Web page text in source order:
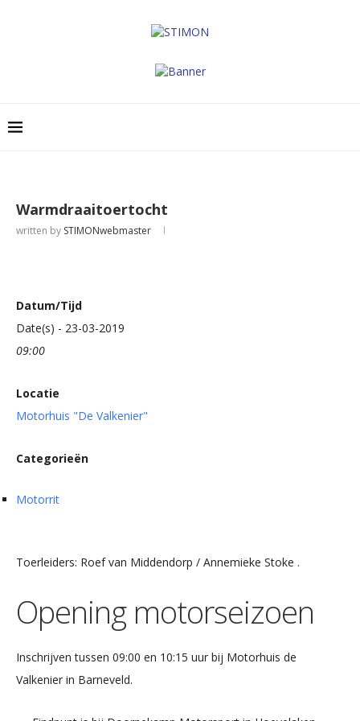
Warmdraaitoertocht
written by STIMONwebmaster
Datum/Tijd
Date(s) - 23-03-2019
09:00
Locatie
Motorhuis "De Valkenier"
Categorieën
Motorrit
Toerleiders: Roef van Middendorp / Annemieke Stoke .
Opening motorseizoen
Inschrijven tussen 09:00 en 10:15 uur bij Motorhuis de
Valkenier in Barneveld.